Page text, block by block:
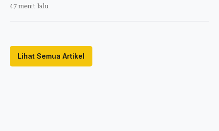
47 menit lalu
Lihat Semua Artikel